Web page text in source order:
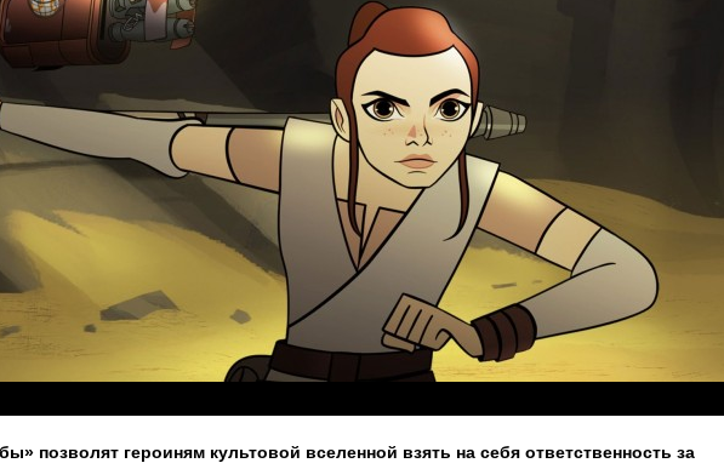
позволят героиням культовой вселенной взять на себя ответственность за